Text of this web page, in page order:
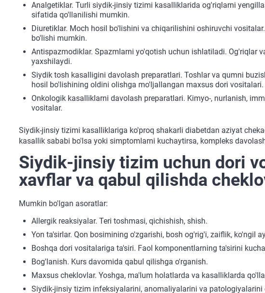
Analgetiklar. Turli siydik-jinsiy tizimi kasalliklarida og'riqlarni
sifatida qo'llanilishi mumkin.
Diuretiklar. Moch hosil bo'lishini va chiqarilishini oshiruvchi
bo'lishi mumkin.
Antispazmodiklar. Spazmlarni yo'qotish uchun ishlatiladi. Og'riqlar
yaxshilaydi.
Siydik tosh kasalligini davolash preparatlari. Toshlar va qumni
hosil bo'lishining oldini olishga mo'ljallangan maxsus dori vositalari.
Onkologik kasalliklarni davolash preparatlari. Kimyo-, nurlanish,
vositalar.
Siydik-jinsiy tizimi kasalliklariga ko'proq shakarli diabetdan aziyat
kasallik sababi bo'lsa yoki simptomlarni kuchaytirsa, kompleks
Siydik-jinsiy tizim uchun dori
xavflar va qabul qilishda
Mumkin bo'lgan asoratlar:
Allergik reaksiyalar. Teri toshmasi, qichishish, shish.
Yon ta'sirlar. Qon bosimining o'zgarishi, bosh og'rig'i, zaiflik, ko'ngil
Boshqa dori vositalariga ta'siri. Faol komponentlarning ta'sirini
Bog'lanish. Kurs davomida qabul qilishga o'rganish.
Maxsus cheklovlar. Yoshga, ma'lum holatlarda va kasalliklarda
Siydik-jinsiy tizim infeksiyalarini, anomaliyalarini va